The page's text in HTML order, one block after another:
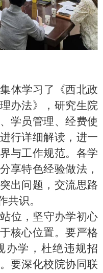
学习了《西北政
办法》，研究生院
学员管理、经费使
行详细解读，进一
与工作规范。各学
享特色经验做法，
出问题，交流思路
共识。
，坚守办学初心
核心位置。要严格
办学，杜绝违规招
要深化校院协同联